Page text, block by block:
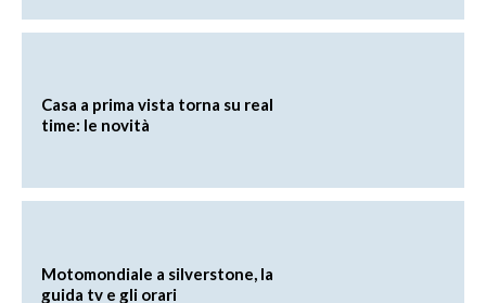
Casa a prima vista torna su real
time: le novità
Motomondiale a silverstone, la
guida tv e gli orari